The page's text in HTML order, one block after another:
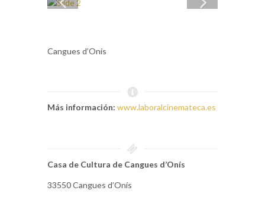
Cangues d’Onís
Más información: www.laboralcinemateca.es
Casa de Cultura de Cangues d’Onís
33550 Cangues d’Onís